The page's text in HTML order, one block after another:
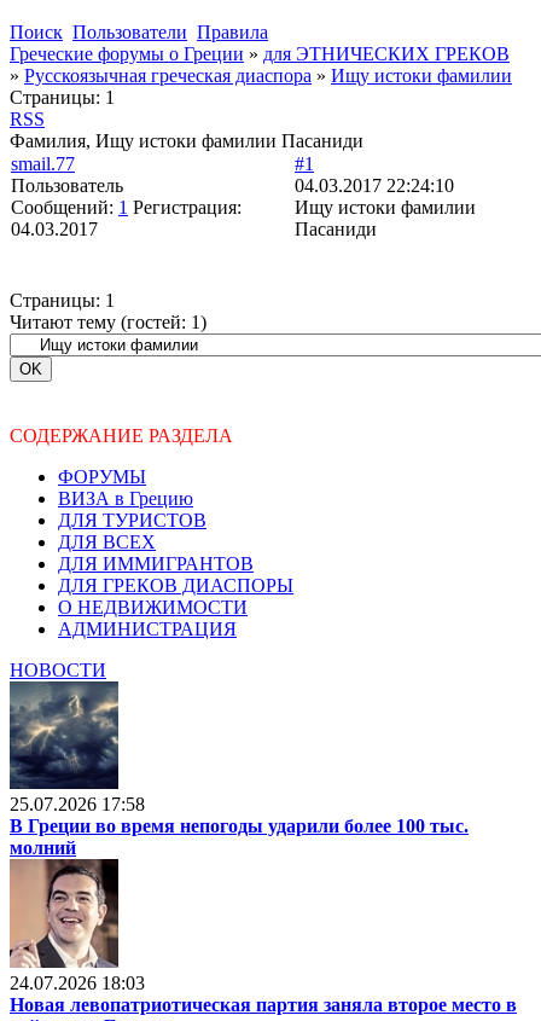
Поиск Пользователи Правила
Греческие форумы о Греции » для ЭТНИЧЕСКИХ ГРЕКОВ
» Русскоязычная греческая диаспора » Ищу истоки фамилии
Страницы: 1
RSS
Фамилия, Ищу истоки фамилии Пасаниди
smail.77
Пользователь
Сообщений: 1 Регистрация:
04.03.2017
#1
04.03.2017 22:24:10
Ищу истоки фамилии
Пасаниди
Страницы: 1
Читают тему (гостей: 1)
СОДЕРЖАНИЕ РАЗДЕЛА
ФОРУМЫ
ВИЗА в Грецию
ДЛЯ ТУРИСТОВ
ДЛЯ ВСЕХ
ДЛЯ ИММИГРАНТОВ
ДЛЯ ГРЕКОВ ДИАСПОРЫ
О НЕДВИЖИМОСТИ
АДМИНИСТРАЦИЯ
НОВОСТИ
25.07.2026 17:58
В Греции во время непогоды ударили более 100 тыс.
молний
24.07.2026 18:03
Новая левопатриотическая партия заняла второе место в